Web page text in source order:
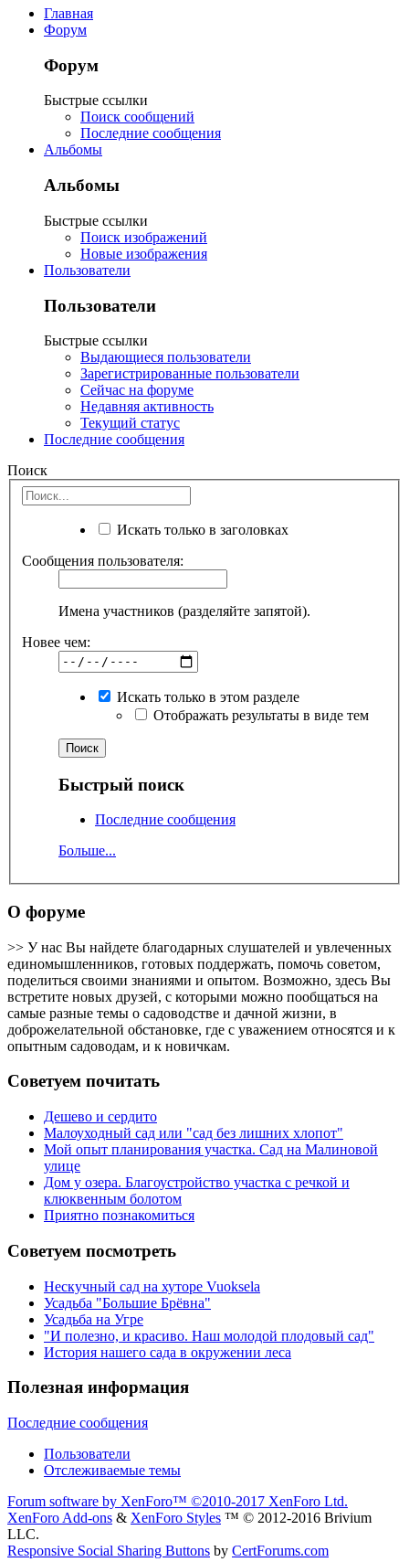
Главная
Форум
Форум
Быстрые ссылки
Поиск сообщений
Последние сообщения
Альбомы
Альбомы
Быстрые ссылки
Поиск изображений
Новые изображения
Пользователи
Пользователи
Быстрые ссылки
Выдающиеся пользователи
Зарегистрированные пользователи
Сейчас на форуме
Недавняя активность
Текущий статус
Последние сообщения
Поиск
Искать только в заголовках
Сообщения пользователя:
Имена участников (разделяйте запятой).
Новее чем:
Искать только в этом разделе
Отображать результаты в виде тем
Быстрый поиск
Последние сообщения
Больше...
О форуме
>> У нас Вы найдете благодарных слушателей и увлеченных
единомышленников, готовых поддержать, помочь советом,
поделиться своими знаниями и опытом. Возможно, здесь Вы
встретите новых друзей, с которыми можно пообщаться на
самые разные темы о садоводстве и дачной жизни, в
доброжелательной обстановке, где с уважением относятся и к
опытным садоводам, и к новичкам.
Советуем почитать
Дешево и сердито
Малоуходный сад или "сад без лишних хлопот"
Мой опыт планирования участка. Сад на Малиновой
улице
Дом у озера. Благоустройство участка с речкой и
клюквенным болотом
Приятно познакомиться
Советуем посмотреть
Нескучный сад на хуторе Vuoksela
Усадьба "Большие Брёвна"
Усадьба на Угре
"И полезно, и красиво. Наш молодой плодовый сад"
История нашего сада в окружении леса
Полезная информация
Последние сообщения
Пользователи
Отслеживаемые темы
Forum software by XenForo™ ©2010-2017 XenForo Ltd.
XenForo Add-ons & XenForo Styles ™ © 2012-2016 Brivium
LLC.
Responsive Social Sharing Buttons by CertForums.com